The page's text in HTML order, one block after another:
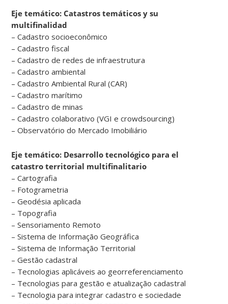
Eje temático: Catastros temáticos y su
multifinalidad
– Cadastro socioeconômico
– Cadastro fiscal
– Cadastro de redes de infraestrutura
– Cadastro ambiental
– Cadastro Ambiental Rural (CAR)
– Cadastro marítimo
– Cadastro de minas
– Cadastro colaborativo (VGI e crowdsourcing)
– Observatório do Mercado Imobiliário
Eje temático: Desarrollo tecnológico para el
catastro territorial multifinalitario
– Cartografia
– Fotogrametria
– Geodésia aplicada
– Topografia
– Sensoriamento Remoto
– Sistema de Informação Geográfica
– Sistema de Informação Territorial
– Gestão cadastral
– Tecnologias aplicáveis ao georreferenciamento
– Tecnologias para gestão e atualização cadastral
– Tecnologia para integrar cadastro e sociedade